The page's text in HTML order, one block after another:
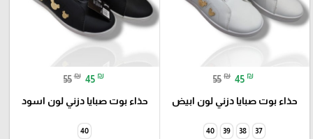
55 ₪ 45 ₪
حذاء بوت صبايا دزني لون ابيض
37
38
39
40
55 ₪ 45 ₪
حذاء بوت صبايا دزني لون اسود
40